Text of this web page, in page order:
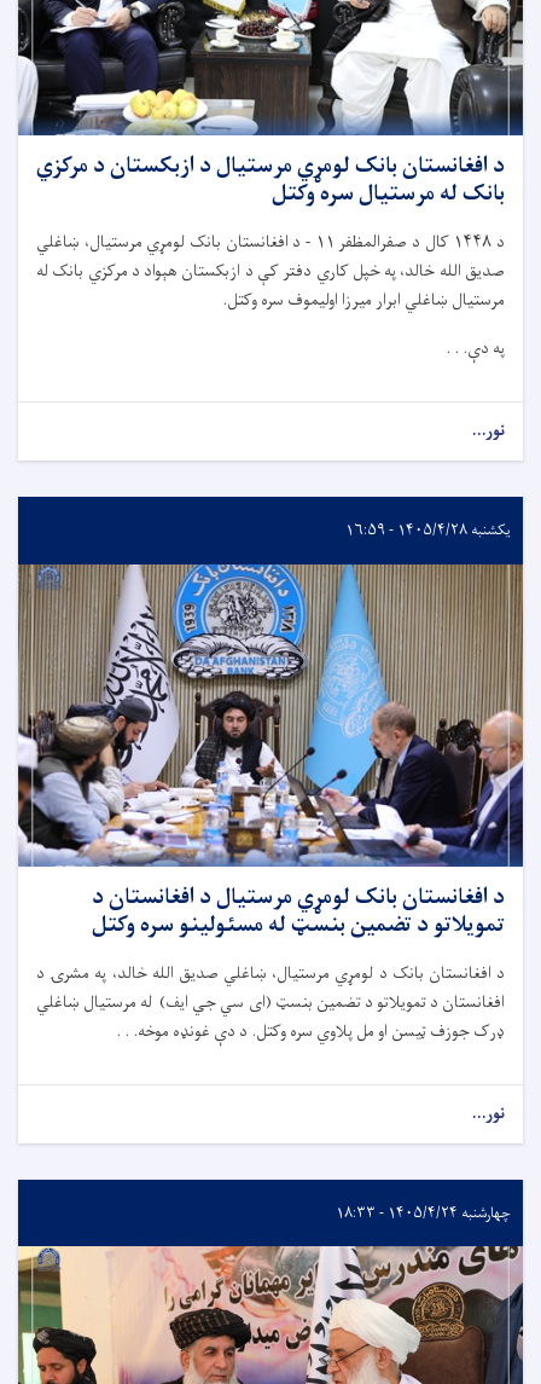
د افغانستان بانک لومړي مرستیال د ازبکستان د مرکزي
بانک له مرستیال سره وکتل
د ۱۴۴۸ کال د صفرالمظفر ۱۱ -
د افغانستان بانک لومړي مرستیال، ښاغلي
صدیق الله خالد، په خپل کاري دفتر کې د ازبکستان هېواد د مرکزي بانک له
مرستیال ښاغلي ابرار میرزا اولیموف سره وکتل.
په دې. . .
نور...
یکشنبه ۱۴۰۵/۴/۲۸ - ۱۶:۵۹
د افغانستان بانک لومړي مرستیال د افغانستان د
تمویلاتو د تضمین بنسټ له مسئولینو سره وکتل
د افغانستان بانک د لومړي مرستیال، ښاغلي صدیق الله خالد، په مشرۍ د
افغانستان د تمویلاتو د تضمین بنسټ (ای سي جي ایف) له مرستیال ښاغلي
ډرک جوزف ټیسن او مل پلاوي سره وکتل. د دې غونډه موخه. . .
نور...
چهارشنبه ۱۴۰۵/۴/۲۴ - ۱۸:۳۳